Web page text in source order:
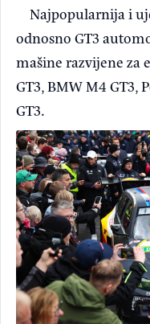
Najpopularnija i
odnosno GT3
mašine razvijene za
GT3, BMW M4 GT3,
GT3.